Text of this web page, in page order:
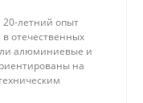
летний опыт
отечественных
алюминиевые и
на